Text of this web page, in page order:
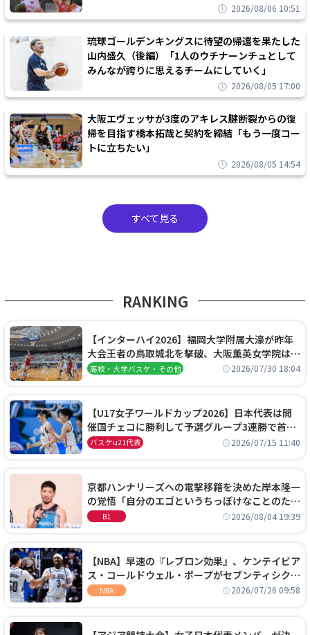
2026/08/06 10:51
琉球ゴールデンキングスに待望の帰還を果たした
山内盛久（後編）「1人のウチナーンチュとして
みんなが誇りに思えるチームにしていく」
2026/08/05 17:00
大阪エヴェッサが3度のアキレス腱断裂からの復
帰を目指す橋本拓哉と契約を締結「もう一度コー
トに立ちたい」
2026/08/05 14:54
すべて見る
RANKING
【インターハイ2026】福岡大学附属大濠が昨年
大会王者の鳥取城北を撃破、大阪薫英女学院は岐
阜女子に完勝、大会3日目試合結果
高校・大学バスケ・その他 2026/07/30 18:04
【U17女子ワールドカップ2026】日本代表は開
催国チェコに勝利して予選グループ3連勝で首位
通過！準々決勝の相手はエジプトに決定
バスケu21代表 2026/07/15 11:40
京都ハンナリーズへの電撃移籍を決めた岸本隆一
の覚悟「自分のエゴというちっぽけなことのため
に、京都に来たわけではない」
B1 2026/08/04 19:39
【NBA】早速の『レブロン効果』、ケンテイビア
ス・コールドウェル・ポープがセブンティシクサ
ーズに1年契約で加入
NBA 2026/07/26 09:58